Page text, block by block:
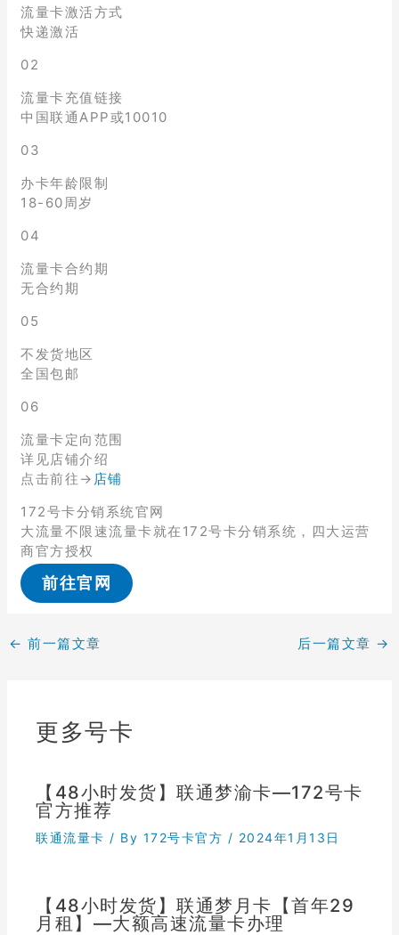
流量卡激活方式
快递激活
02
流量卡充值链接
中国联通APP或10010
03
办卡年龄限制
18-60周岁
04
流量卡合约期
无合约期
05
不发货地区
全国包邮
06
流量卡定向范围
详见店铺介绍
点击前往→ 店铺
172号卡分销系统官网
大流量不限速流量卡就在172号卡分销系统，四大运营
商官方授权
前往官网
← 前一篇文章 后一篇文章 →
更多号卡
【48小时发货】联通梦渝卡—172号卡
官方推荐
联通流量卡 / By 172号卡官方 / 2024年1月13日
【48小时发货】联通梦月卡【首年29
月租】—大额高速流量卡办理